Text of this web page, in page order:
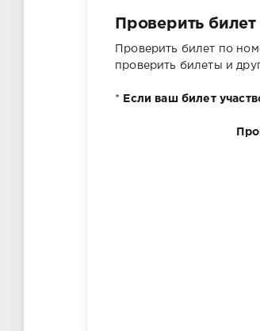
Проверить
Проверить билет по
проверить билеты и
* Если ваш билет